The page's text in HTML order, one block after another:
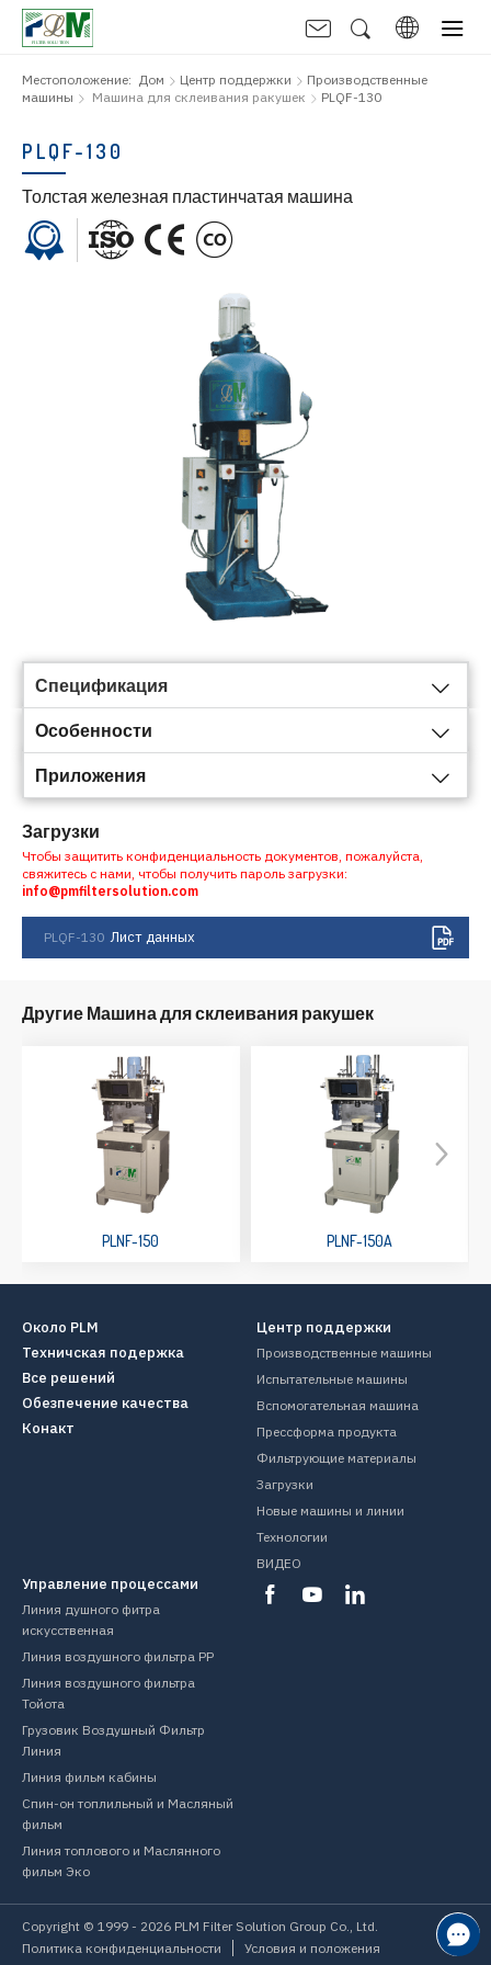
Местоположение: Дом Центр поддержки
Производственные
машины
Машина для склеивания ракушек PLQF-130
PLQF-130
Толстая железная пластинчатая машина
Спецификация
Особенности
Приложения
Загрузки
Чтобы защитить конфиденциальность документов, пожалуйста,
свяжитесь с нами, чтобы получить пароль загрузки:
info@pmfiltersolution.com
PLQF-130 Лист данных
Другие Машина для склеивания ракушек
PLNF-150 PLNF-150A
Управление процессами
Линия душного фитра
искусственная
Линия воздушного фильтра PP
Линия воздушного фильтра
Тойота
Грузовик Воздушный Фильтр
Линия
Линия фильм кабины
Спин-он топлильный и Масляный
фильм
Линия топлового и Маслянного
фильм Эко
Центр поддержки
Производственные машины
Испытательные машины
Вспомогательная машина
Прессформа продукта
Фильтрующие материалы
Загрузки
Новые машины и линии
Технологии
ВИДЕО
Около PLM
Техничская подержка
Все решений
Обезпечение качества
Конакт
Copyright © 1999 - 2026 PLM Filter Solution Group Co., Ltd.
Политика конфиденциальности
Условия и положения